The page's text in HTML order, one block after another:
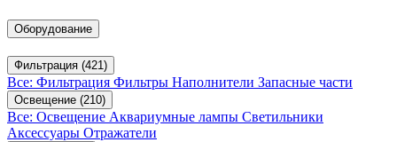
Оборудование
Фильтрация (421)
Все: Фильтрация Фильтры Наполнители Запасные части
Освещение (210)
Все: Освещение Аквариумные лампы Светильники
Аксессуары Отражатели